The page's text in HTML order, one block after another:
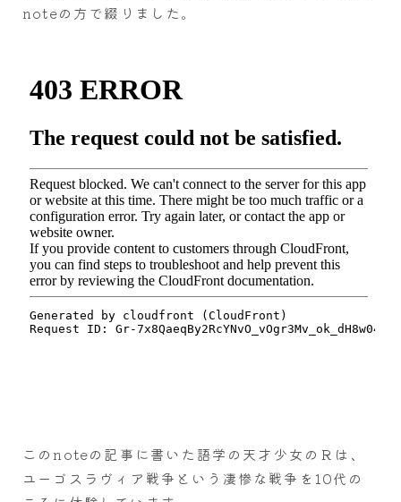
noteの方で綴りました。
このnoteの記事に書いた語学の天才少女のＲは、
ユーゴスラヴィア戦争という凄惨な戦争を10代の